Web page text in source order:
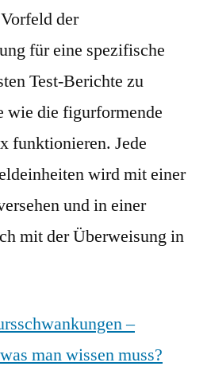
der
für eine spezifische
Test-Berichte zu
wie die figurformende
funktionieren. Jede
wird mit einer
und in einer
mit der Überweisung in
–
man wissen muss?